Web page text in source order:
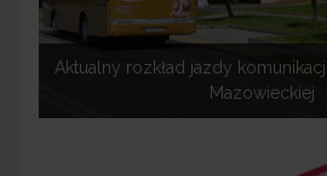
Aktualny rozkład jazdy
Mazowieckiej